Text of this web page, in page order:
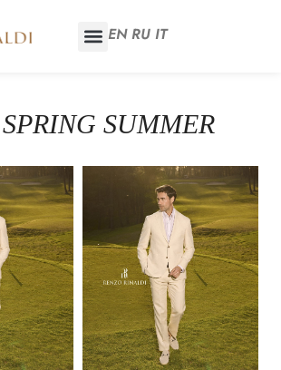
EN RU IT
SPRING SUMMER